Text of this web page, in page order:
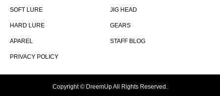
SOFT LURE JIG HEAD
HARD LURE GEARS
APAREL STAFF BLOG
PRIVACY POLICY
Copyright © DreemUp All Rights Reserved.